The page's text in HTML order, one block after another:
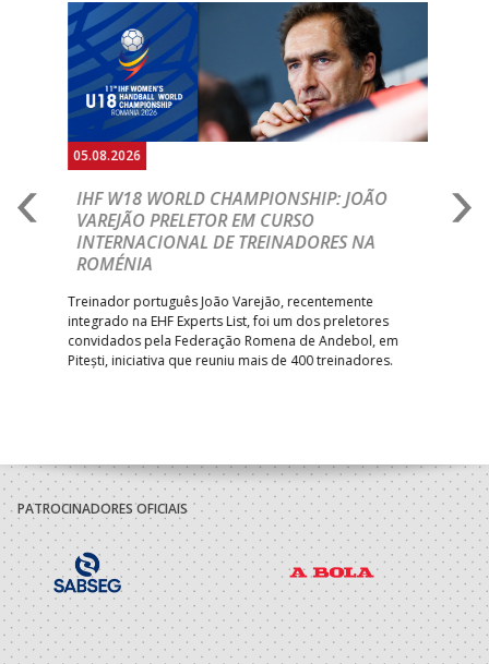
05.08.2026
IHF W18 WORLD CHAMPIONSHIP: JOÃO
VAREJÃO PRELETOR EM CURSO
INTERNACIONAL DE TREINADORES NA
ROMÉNIA
Treinador português João Varejão, recentemente
integrado na EHF Experts List, foi um dos preletores
convidados pela Federação Romena de Andebol, em
Pitești, iniciativa que reuniu mais de 400 treinadores.
Anterior
PATROCINADORES OFICIAIS